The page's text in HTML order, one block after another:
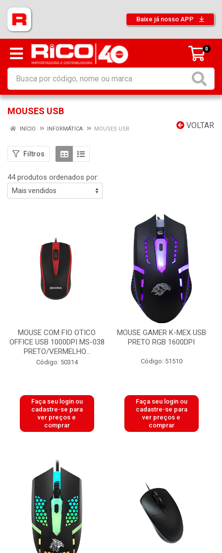
Baixe já nosso APP
0
MOUSES USB
VOLTAR
INÍCIO INFORMÁTICA MOUSES USB
Filtros
44 produtos ordenados por:
MOUSE COM FIO OTICO
OFFICE USB 1000DPI MS-038
PRETO/VERMELHO...
Código: 50314
Faça seu login ou
cadastre-se para
ver preços e
comprar
MOUSE GAMER K-MEX USB
PRETO RGB 1600DPI
Código: 51510
Faça seu login ou
cadastre-se para
ver preços e
comprar